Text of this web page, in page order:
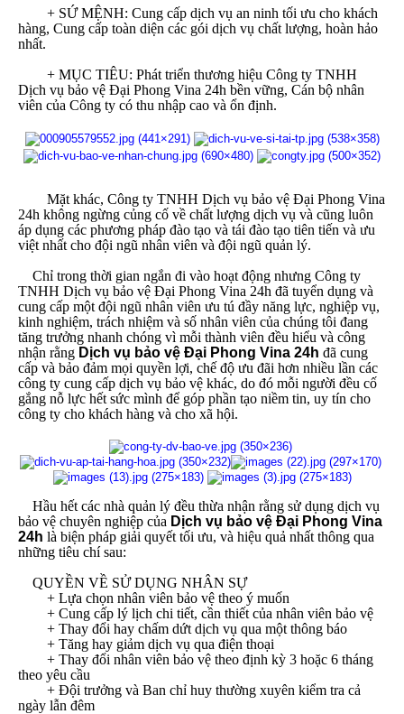
+ SỨ MỆNH: Cung cấp dịch vụ an ninh tối ưu cho khách
hàng, Cung cấp toàn diện các gói dịch vụ chất lượng, hoàn hảo
nhất.
+ MỤC TIÊU: Phát triển thương hiệu Công ty TNHH
Dịch vụ bảo vệ Đại Phong Vina 24h bền vững, Cán bộ nhân
viên của Công ty có thu nhập cao và ổn định.
Mặt khác, Công ty TNHH Dịch vụ bảo vệ Đại Phong Vina
24h không ngừng củng cố về chất lượng dịch vụ và cũng luôn
áp dụng các phương pháp đào tạo và tái đào tạo tiên tiến và ưu
việt nhất cho đội ngũ nhân viên và đội ngũ quản lý.
Chỉ trong thời gian ngắn đi vào hoạt động nhưng Công ty
TNHH Dịch vụ bảo vệ Đại Phong Vina 24h đã tuyển dụng và
cung cấp một đội ngũ nhân viên ưu tú đầy năng lực, nghiệp vụ,
kinh nghiệm, trách nhiệm và số nhân viên của chúng tôi đang
tăng trưởng nhanh chóng vì mỗi thành viên đều hiểu và công
nhận rằng Dịch vụ bảo vệ Đại Phong Vina 24h đã cung
cấp và bảo đảm mọi quyền lợi, chế độ ưu đãi hơn nhiều lần các
công ty cung cấp dịch vụ bảo vệ khác, do đó mỗi người đều cố
gắng nỗ lực hết sức mình để góp phần tạo niềm tin, uy tín cho
công ty cho khách hàng và cho xã hội.
Hầu hết các nhà quản lý đều thừa nhận rằng sử dụng dịch vụ
bảo vệ chuyên nghiệp của Dịch vụ bảo vệ Đại Phong Vina
24h là biện pháp giải quyết tối ưu, và hiệu quả nhất thông qua
những tiêu chí sau:
QUYỀN VỀ SỬ DỤNG NHÂN SỰ
+ Lựa chọn nhân viên bảo vệ theo ý muốn
+ Cung cấp lý lịch chi tiết, cần thiết của nhân viên bảo vệ
+ Thay đổi hay chấm dứt dịch vụ qua một thông báo
+ Tăng hay giảm dịch vụ qua điện thoại
+ Thay đổi nhân viên bảo vệ theo định kỳ 3 hoặc 6 tháng
theo yêu cầu
+ Đội trưởng và Ban chỉ huy thường xuyên kiểm tra cả
ngày lẫn đêm